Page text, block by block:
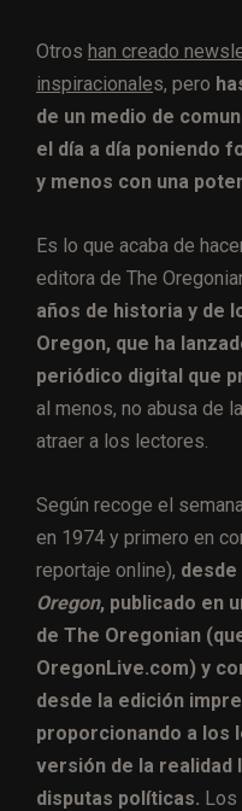
Otros han creado
inspiracionales, pero
de un medio de
el día a día poniendo
y menos con una
Es lo que acaba de
editora de The
años de historia y de
Oregon, que ha
periódico digital que
al menos, no abusa de
atraer a los lectores.
Según recoge el
en 1974 y primero en
reportaje online), desde
Oregon, publicado en
de The Oregonian
OregonLive.com) y
desde la edición
proporcionando a los
versión de la realidad
disputas políticas. Los